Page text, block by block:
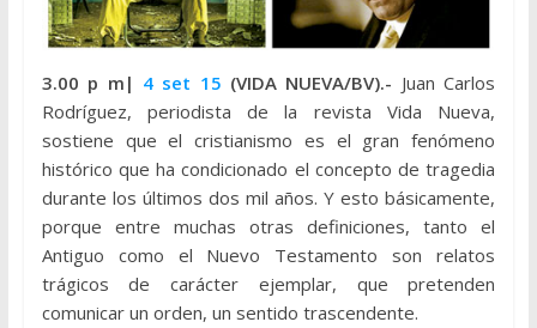
3.00 p m| 4 set 15 (VIDA NUEVA/BV).- Juan Carlos
Rodríguez, periodista de la revista Vida Nueva,
sostiene que el cristianismo es el gran fenómeno
histórico que ha condicionado el concepto de tragedia
durante los últimos dos mil años. Y esto básicamente,
porque entre muchas otras definiciones, tanto el
Antiguo como el Nuevo Testamento son relatos
trágicos de carácter ejemplar, que pretenden
comunicar un orden, un sentido trascendente.